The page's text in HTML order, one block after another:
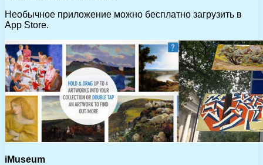
Необычное приложение можно бесплатно загрузить в
App Store.
iMuseum